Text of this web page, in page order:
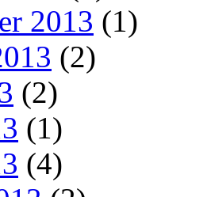
2013 (1)
(2)
(2)
(1)
(4)